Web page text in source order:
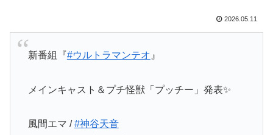
2026.05.11
新番組『#ウルトラマンテオ 』
メインキャスト＆プチ怪獣「プッチー」発表✨
風間エマ /#神谷天音